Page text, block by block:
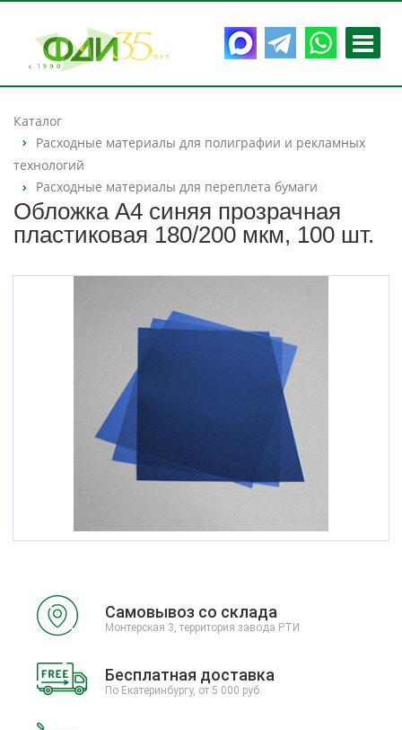
Каталог
Расходные материалы для полиграфии и рекламных
технологий
Расходные материалы для переплета бумаги
Обложка А4 синяя прозрачная
пластиковая 180/200 мкм, 100 шт.
Самовывоз со склада
Монтерская 3, территория завода РТИ
Бесплатная доставка
По Екатеринбургу, от 5 000 руб.